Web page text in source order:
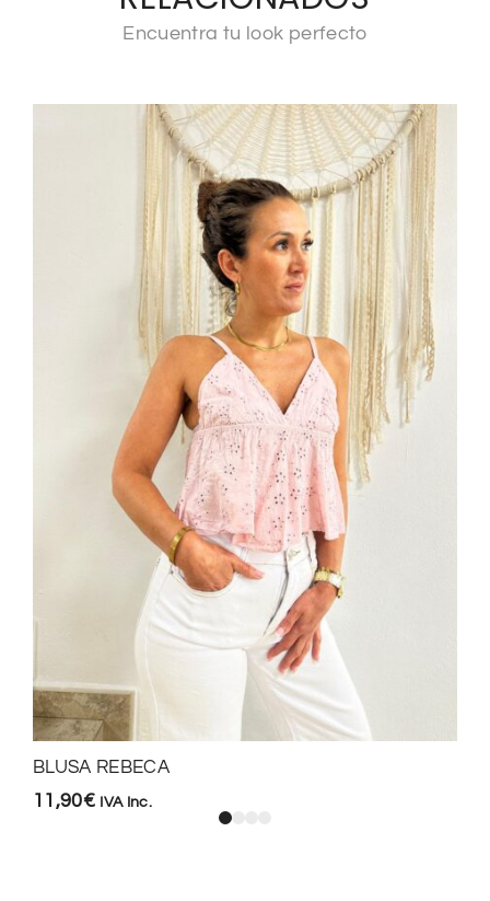
Encuentra tu look perfecto
BLUSA REBECA
11,90€ IVA Inc.